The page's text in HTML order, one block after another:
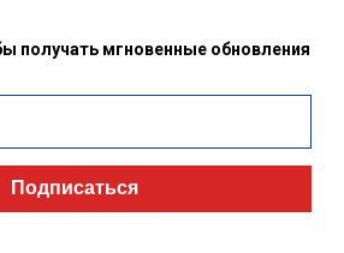
получать мгновенные обновления
Подписаться